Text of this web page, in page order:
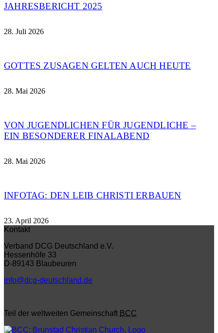
JAHRESBERICHT 2025
28. Juli 2026
GOTTES ZUSAGEN GELTEN AUCH HEUTE
28. Mai 2026
VON JUGENDLICHEN FÜR JUGENDLICHE –
EIN BESONDERER FINALABEND
28. Mai 2026
INFOTAG: DEN LEIB CHRISTI ERBAUEN
23. April 2026
Kontakt
Verband DCG Deutschland e.V.
Hessenhöfe 33
D-89143 Blaubeuren
info@dcg-deutschland.de
Teil der weltweiten Gemeinschaft BCC